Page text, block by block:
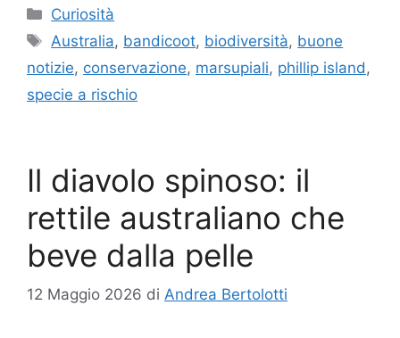
Categorie
Curiosità
Tag
Australia, bandicoot, biodiversità, buone
notizie, conservazione, marsupiali, phillip island ,
specie a rischio
Il diavolo spinoso: il
rettile australiano che
beve dalla pelle
12 Maggio 2026 di Andrea Bertolotti